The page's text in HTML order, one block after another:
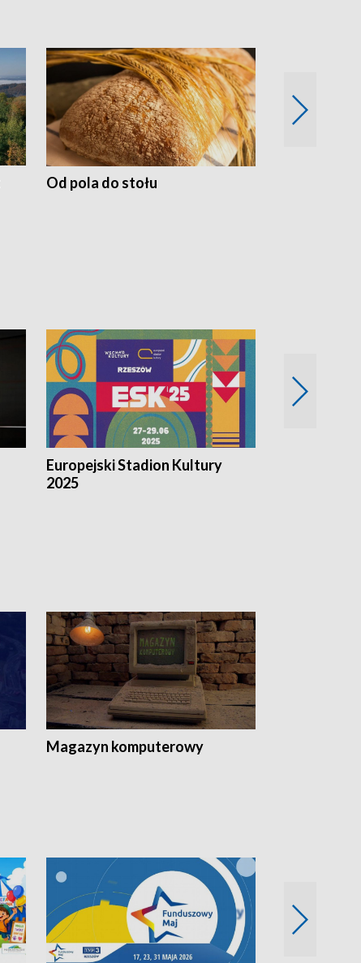
Od pola do stołu
Europejski Stadion Kultury
2025
Magazyn komputerowy